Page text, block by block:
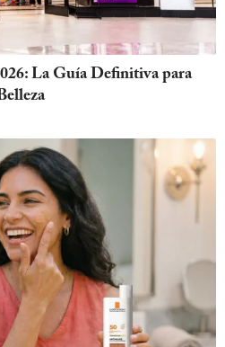
La Guía Definitiva para